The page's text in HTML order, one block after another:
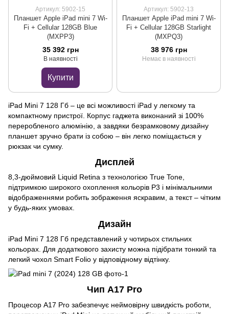
Артикул: 5902-15
Планшет Apple iPad mini 7 Wi-
Fi + Cellular 128GB Blue
(MXPP3)
35 392 грн
В наявності
Купити
Артикул: 5902-13
Планшет Apple iPad mini 7 Wi-
Fi + Cellular 128GB Starlight
(MXPQ3)
38 976 грн
Немає в наявності
iPad Mini 7 128 Гб – це всі можливості iPad у легкому та
компактному пристрої. Корпус гаджета виконаний зі 100%
переробленого алюмінію, а завдяки безрамковому дизайну
планшет зручно брати із собою – він легко поміщається у
рюкзак чи сумку.
Дисплей
8,3-дюймовий Liquid Retina з технологією True Tone,
підтримкою широкого охоплення кольорів P3 і мінімальними
відображеннями робить зображення яскравим, а текст – чітким
у будь-яких умовах.
Дизайн
iPad Mini 7 128 Гб представлений у чотирьох стильних
кольорах. Для додаткового захисту можна підібрати тонкий та
легкий чохол Smart Folio у відповідному відтінку.
Чип A17 Pro
Процесор A17 Pro забезпечує неймовірну швидкість роботи,